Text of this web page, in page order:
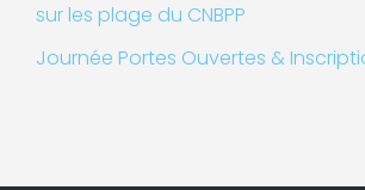
sur les plage du CNBPP
Journée Portes Ouvertes &